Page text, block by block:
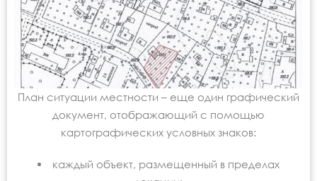
План ситуации местности – еще один графический
документ, отображающий с помощью
картографических условных знаков:
каждый объект, размещенный в пределах